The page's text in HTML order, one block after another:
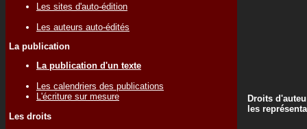
Les sites d'auto-édition
Les auteurs auto-édités
La publication
La publication d'un texte
Les calendriers des publications
L'écriture sur mesure
Les droits
Droits
les